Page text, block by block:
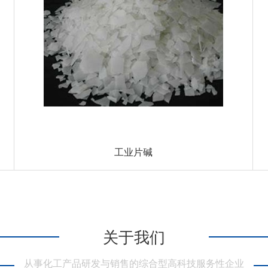
工业片碱
关于我们
从事化工产品研发与销售的综合型高科技服务性企业